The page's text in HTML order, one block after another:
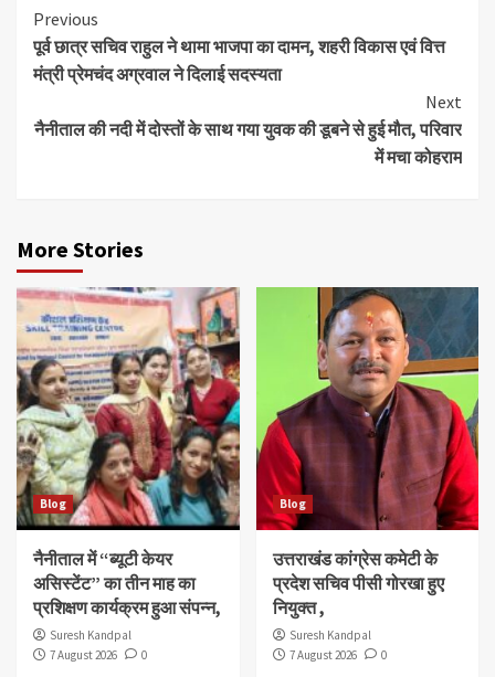
Continue
Reading
Previous
पूर्व छात्र सचिव राहुल ने थामा भाजपा का दामन, शहरी विकास एवं वित्त
मंत्री प्रेमचंद अग्रवाल ने दिलाई सदस्यता
Next
नैनीताल की नदी में दोस्तों के साथ गया युवक की डूबने से हुई मौत, परिवार
में मचा कोहराम
More Stories
Blog
नैनीताल में “ब्यूटी केयर
असिस्टेंट” का तीन माह का
प्रशिक्षण कार्यक्रम हुआ संपन्न,
Suresh Kandpal
7 August 2026
0
Blog
उत्तराखंड कांग्रेस कमेटी के
प्रदेश सचिव पीसी गोरखा हुए
नियुक्त ,
Suresh Kandpal
7 August 2026
0